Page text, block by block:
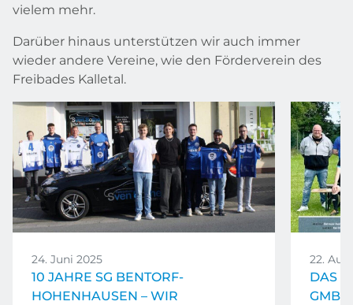
vielem mehr.
Darüber hinaus unterstützen wir auch immer
wieder andere Vereine, wie den Förderverein des
Freibades Kalletal.
24. Juni 2025
10 JAHRE SG BENTORF-
HOHENHAUSEN – WIR
22.
DAS
GMBH